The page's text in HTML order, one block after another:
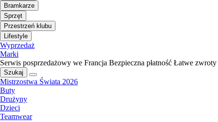
Bramkarze
Sprzęt
Przestrzeń klubu
Lifestyle
Wyprzedaż
Marki
Serwis posprzedażowy we Francja Bezpieczna płatność Łatwe zwroty
Szukaj
Mistrzostwa Świata 2026
Buty
Drużyny
Dzieci
Teamwear